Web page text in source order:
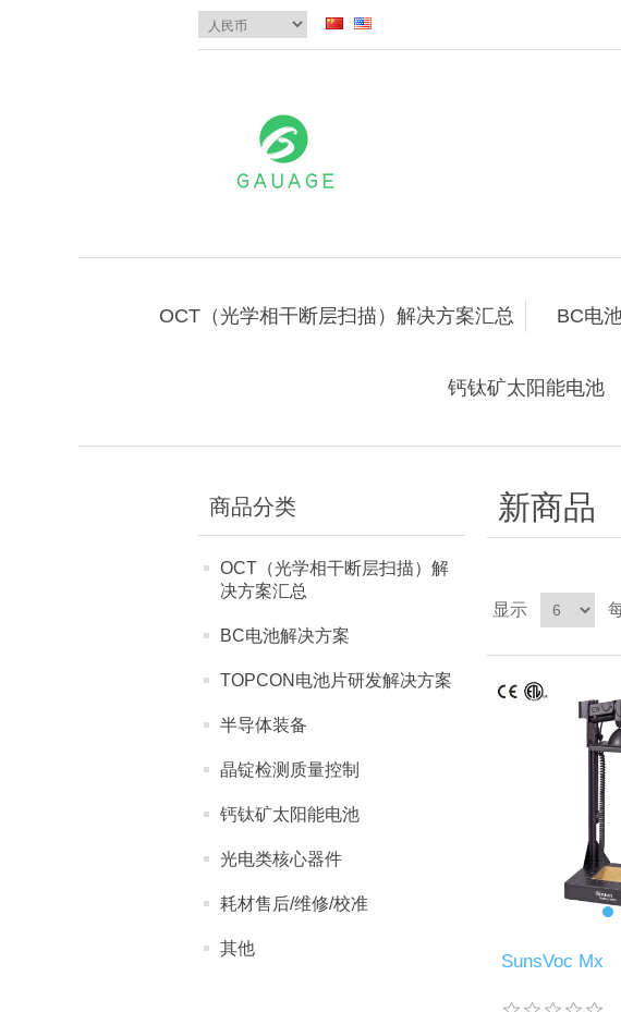
OCT（光学相干断层扫描）解决方案汇总 BC电
钙钛矿太阳能电池
商品分类
OCT（光学相干断层扫描）解
决方案汇总
BC电池解决方案
TOPCON电池片研发解决方案
半导体装备
晶锭检测质量控制
钙钛矿太阳能电池
光电类核心器件
耗材售后/维修/校准
其他
新商品
显示
SunsVoc Mx